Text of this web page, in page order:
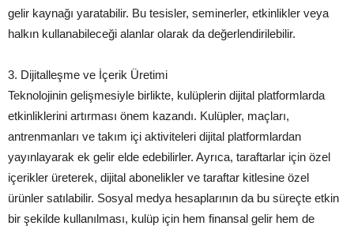
gelir kaynağı yaratabilir. Bu tesisler, seminerler, etkinlikler veya
halkın kullanabileceği alanlar olarak da değerlendirilebilir.
3. Dijitalleşme ve İçerik Üretimi
Teknolojinin gelişmesiyle birlikte, kulüplerin dijital platformlarda
etkinliklerini artırması önem kazandı. Kulüpler, maçları,
antrenmanları ve takım içi aktiviteleri dijital platformlardan
yayınlayarak ek gelir elde edebilirler. Ayrıca, taraftarlar için özel
içerikler üreterek, dijital abonelikler ve taraftar kitlesine özel
ürünler satılabilir. Sosyal medya hesaplarının da bu süreçte etkin
bir şekilde kullanılması, kulüp için hem finansal gelir hem de